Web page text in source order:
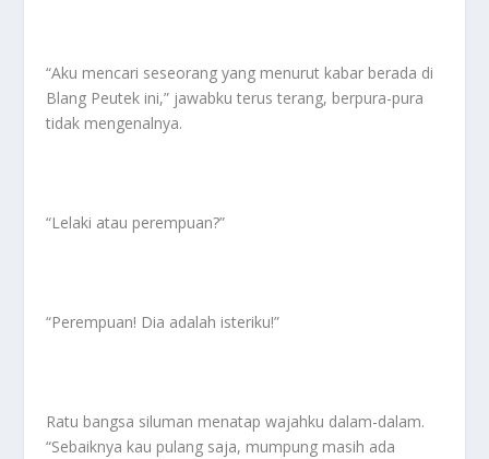
“Aku mencari seseorang yang menurut kabar berada di
Blang Peutek ini,” jawabku terus terang, berpura-pura
tidak mengenalnya.
“Lelaki atau perempuan?”
“Perempuan! Dia adalah isteriku!”
Ratu bangsa siluman menatap wajahku dalam-dalam.
“Sebaiknya kau pulang saja, mumpung masih ada